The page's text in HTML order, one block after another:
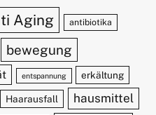
Aging antibiotika
bewegung
entspannung erkältung
Haarausfall hausmittel